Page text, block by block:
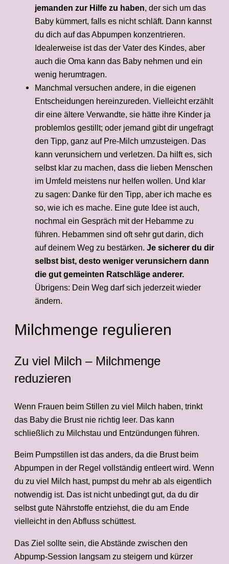
jemanden zur Hilfe zu haben, der sich um das
Baby kümmert, falls es nicht schläft. Dann kannst
du dich auf das Abpumpen konzentrieren.
Idealerweise ist das der Vater des Kindes, aber
auch die Oma kann das Baby nehmen und ein
wenig herumtragen.
Manchmal versuchen andere, in die eigenen
Entscheidungen hereinzureden. Vielleicht erzählt
dir eine ältere Verwandte, sie hätte ihre Kinder ja
problemlos gestillt; oder jemand gibt dir ungefragt
den Tipp, ganz auf Pre-Milch umzusteigen. Das
kann verunsichern und verletzen. Da hilft es, sich
selbst klar zu machen, dass die lieben Menschen
im Umfeld meistens nur helfen wollen. Und klar
zu sagen: Danke für den Tipp, aber ich mache es
so, wie ich es mache. Eine gute Idee ist auch,
nochmal ein Gespräch mit der Hebamme zu
führen. Hebammen sind oft sehr gut darin, dich
auf deinem Weg zu bestärken. Je sicherer du dir
selbst bist, desto weniger verunsichern dann
die gut gemeinten Ratschläge anderer.
Übrigens: Dein Weg darf sich jederzeit wieder
ändern.
Milchmenge regulieren
Zu viel Milch – Milchmenge
reduzieren
Wenn Frauen beim Stillen zu viel Milch haben, trinkt
das Baby die Brust nie richtig leer. Das kann
schließlich zu Milchstau und Entzündungen führen.
Beim Pumpstillen ist das anders, da die Brust beim
Abpumpen in der Regel vollständig entleert wird. Wenn
du zu viel Milch hast, pumpst du mehr ab als eigentlich
notwendig ist. Das ist nicht unbedingt gut, da du dir
selbst gute Nährstoffe entziehst, die du am Ende
vielleicht in den Abfluss schüttest.
Das Ziel sollte sein, die Abstände zwischen den
Abpump-Session langsam zu steigern und kürzer